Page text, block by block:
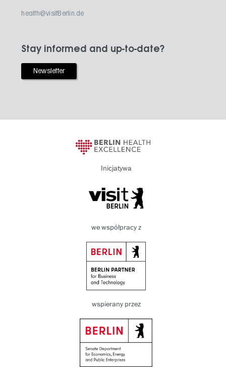
health@visitBerlin.de
Stay informed and up-to-date?
Newsletter
Inicjatywa
we współpracy z
wspierany przez